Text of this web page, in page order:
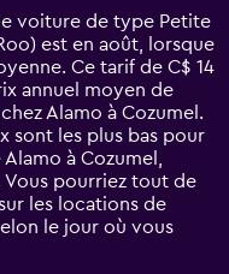
voiture de type Petite
est en août, lorsque
Ce tarif de C$ 14
annuel moyen de
Alamo à Cozumel.
sont les plus bas pour
à Cozumel,
Vous pourriez tout de
les locations de
le jour où vous